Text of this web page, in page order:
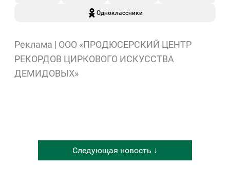
Одноклассники
Реклама | ООО «ПРОДЮСЕРСКИЙ ЦЕНТР
РЕКОРДОВ ЦИРКОВОГО ИСКУССТВА
ДЕМИДОВЫХ»
Следующая новость ↓